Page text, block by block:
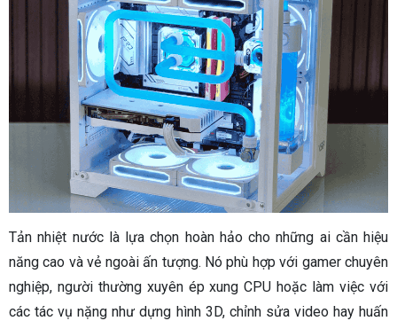
Tản nhiệt nước là lựa chọn hoàn hảo cho những ai cần hiệu
năng cao và vẻ ngoài ấn tượng. Nó phù hợp với gamer chuyên
nghiệp, người thường xuyên ép xung CPU hoặc làm việc với
các tác vụ nặng như dựng hình 3D, chỉnh sửa video hay huấn